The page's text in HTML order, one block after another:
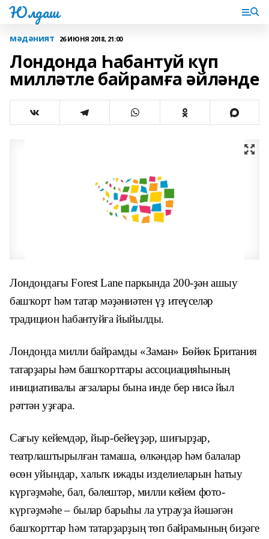
Юлдаш
мәдәният 26 ИЮНЯ 2018, 21:00
Лондонда Һабантуй күп
милләтле байрамға әйләнде
Лондондағы Forest Lane паркында 200-ҙән ашыу
башҡорт һәм татар мәҙәниәтен үҙ итеүселәр
традицион һабантуйға йыйылды.
Лондонда милли байрамды «Заман» Бөйөк Британия
татарҙары һәм башҡорттары ассоциацияһының
инициативалы ағзалары бына инде бер нисә йыл
рәттән уҙғара.
Сағыу кейемдәр, йыр-бейеүҙәр, шиғырҙар,
театрлаштырылған тамаша, өлкәндәр һәм балалар
өсөн уйындар, халыҡ ижады изделиеларын һатыу
күргәҙмәһе, бал, бәлештәр, милли кейем фото-
күргәҙмәһе – былар барыһы ла утрауҙа йәшәгән
башҡорттар һәм татарҙарҙың төп байрамының биҙәге